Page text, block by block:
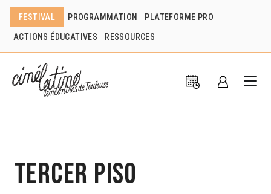
FESTIVAL PROGRAMMATION PLATEFORME PRO
ACTIONS ÉDUCATIVES RESSOURCES
Tercer Piso